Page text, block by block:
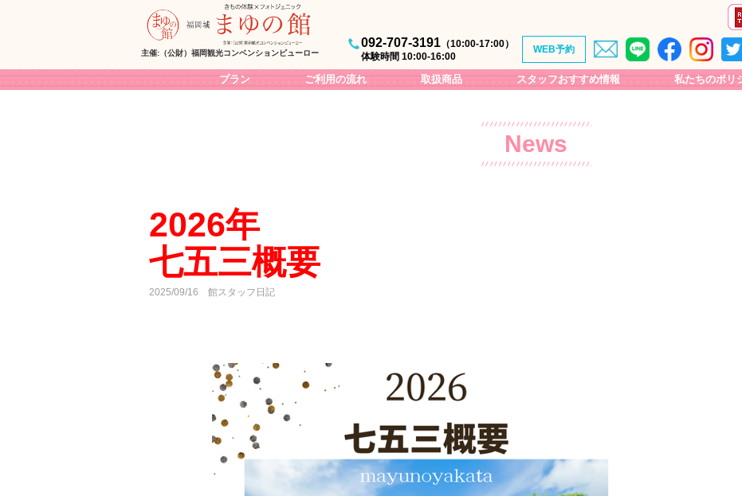
主催:（公財）福岡観光コンベンションビューロー
092-707-3191 （10:00-17:00）
体験時間 10:00-16:00
WEB予約
プラン
卒業袴フォト撮影
（幼保育園･小･中･高校卒業）
着物Wedding撮影
3月桜の時期限定！ランドセル撮影
私服撮影
ご利用の流れ
取扱商品
【カジュアル着物】（女性）−1
【カジュアル着物】（女性）−2
【カジュアル着物】（男性）
【宮参り&七五三着物】（男の子）
【1/2成人式着物】
【浴衣】（女性）
【浴衣】（男性）
【浴衣】（子供）
スタッフおすすめ情報
季節の花情報
福岡城跡地の見所
大濠公園&舞鶴公園の見所
私たちのポリ
News
2026年
七五三概要
2025/09/16 館スタッフ日記